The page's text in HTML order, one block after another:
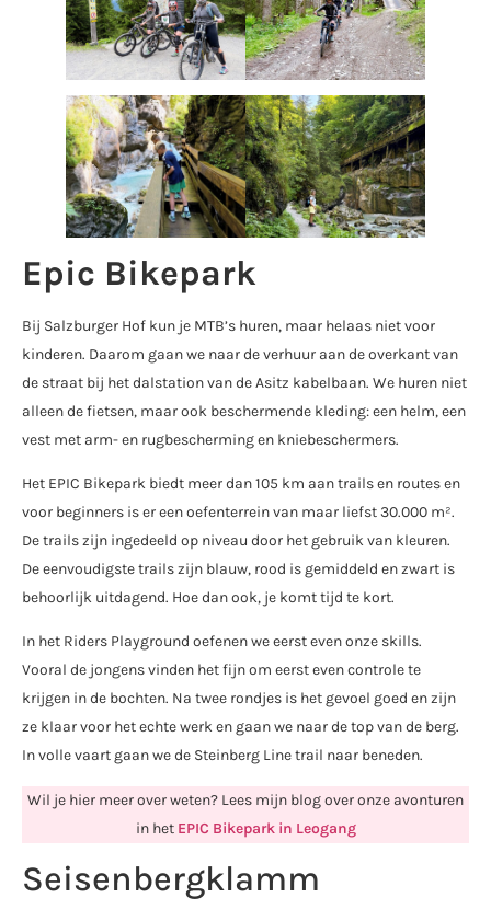
Epic Bikepark
Bij Salzburger Hof kun je MTB’s huren, maar helaas niet voor
kinderen. Daarom gaan we naar de verhuur aan de overkant van
de straat bij het dalstation van de Asitz kabelbaan. We huren niet
alleen de fietsen, maar ook beschermende kleding: een helm, een
vest met arm- en rugbescherming en kniebeschermers.
Het EPIC Bikepark biedt meer dan 105 km aan trails en routes en
voor beginners is er een oefenterrein van maar liefst 30.000 m².
De trails zijn ingedeeld op niveau door het gebruik van kleuren.
De eenvoudigste trails zijn blauw, rood is gemiddeld en zwart is
behoorlijk uitdagend. Hoe dan ook, je komt tijd te kort.
In het Riders Playground oefenen we eerst even onze skills.
Vooral de jongens vinden het fijn om eerst even controle te
krijgen in de bochten. Na twee rondjes is het gevoel goed en zijn
ze klaar voor het echte werk en gaan we naar de top van de berg.
In volle vaart gaan we de Steinberg Line trail naar beneden.
Wil je hier meer over weten? Lees mijn blog over onze avonturen
in het EPIC Bikepark in Leogang
Seisenbergklamm